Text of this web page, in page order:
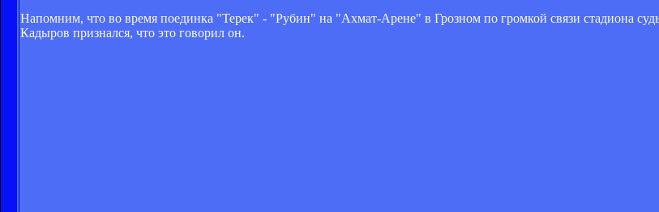
Напомним, что во время поединка "Терек" - "Рубин" на "Ахмат-Арене" в Грозном по громкой связи стадиона
Кадыров признался, что это говорил он.